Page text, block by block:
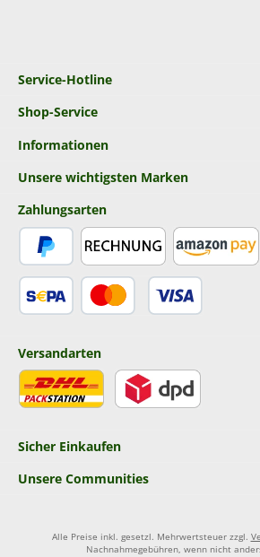
Service-Hotline
Shop-Service
Informationen
Unsere wichtigsten Marken
Sicher Einkaufen
Unsere Communities
Zahlungsarten
Versandarten
Alle Preise inkl. gesetzl. Mehrwertsteuer zzgl.
Nachnahmegebühren, wenn nicht